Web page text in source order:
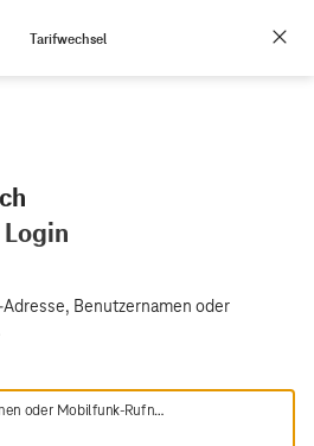
Benutzernamen oder
E-Mail-Adresse, Benutzernamen oder Mobilfunk-Rufnummer
Tarifwechsel